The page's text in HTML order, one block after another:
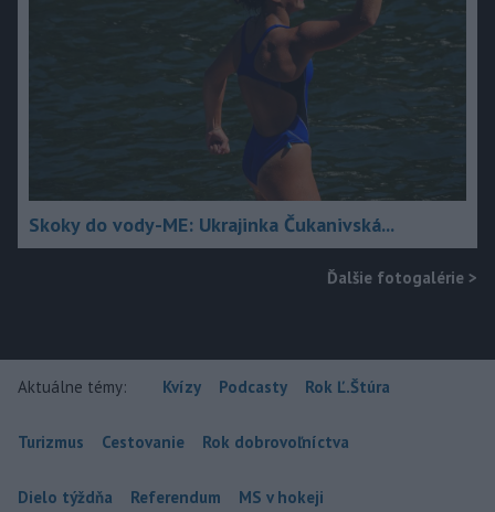
Skoky do vody-ME: Ukrajinka Čukanivská...
Ďalšie fotogalérie >
Aktuálne témy: Kvízy Podcasty Rok Ľ.Štúra
Turizmus Cestovanie Rok dobrovoľníctva
Dielo týždňa Referendum MS v hokeji